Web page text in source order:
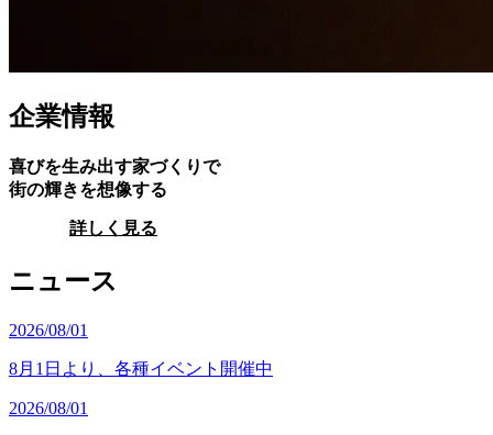
企業情報
喜びを生み出す家づくりで
街の輝きを想像する
詳しく見る
ニュース
2026/08/01
8月1日より、各種イベント開催中
2026/08/01